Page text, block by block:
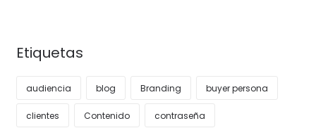
Etiquetas
audiencia blog Branding buyer persona
clientes Contenido contraseña